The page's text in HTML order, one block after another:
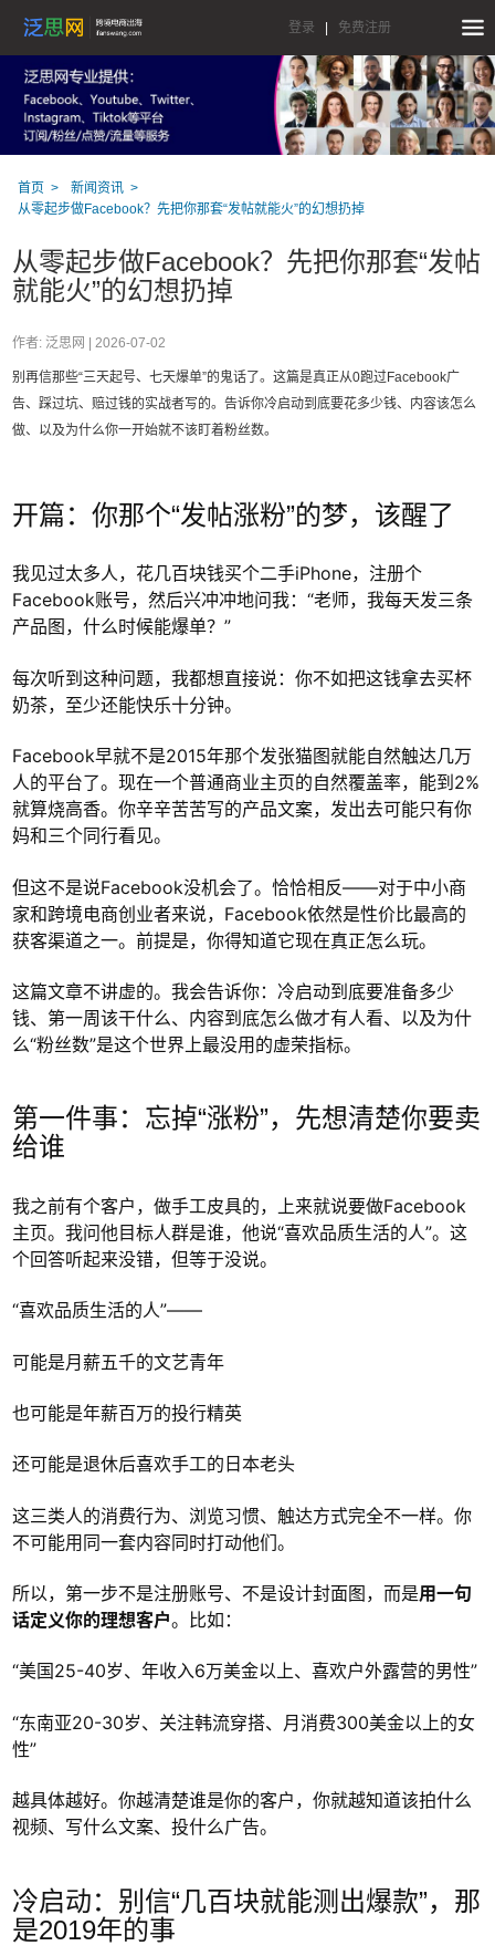
登录 免费注册
首页
新闻资讯
从零起步做Facebook？先把你那套“发帖就能火”的幻想扔掉
从零起步做Facebook？先把你那套“发帖
就能火”的幻想扔掉
作者: 泛思网 | 2026-07-02
别再信那些“三天起号、七天爆单”的鬼话了。这篇是真正从0跑过Facebook广
告、踩过坑、赔过钱的实战者写的。告诉你冷启动到底要花多少钱、内容该怎么
做、以及为什么你一开始就不该盯着粉丝数。
开篇：你那个“发帖涨粉”的梦，该醒了
我见过太多人，花几百块钱买个二手iPhone，注册个
Facebook账号，然后兴冲冲地问我：“老师，我每天发三条
产品图，什么时候能爆单？”
每次听到这种问题，我都想直接说：你不如把这钱拿去买杯
奶茶，至少还能快乐十分钟。
Facebook早就不是2015年那个发张猫图就能自然触达几万
人的平台了。现在一个普通商业主页的自然覆盖率，能到2%
就算烧高香。你辛辛苦苦写的产品文案，发出去可能只有你
妈和三个同行看见。
但这不是说Facebook没机会了。恰恰相反——对于中小商
家和跨境电商创业者来说，Facebook依然是性价比最高的
获客渠道之一。前提是，你得知道它现在真正怎么玩。
这篇文章不讲虚的。我会告诉你：冷启动到底要准备多少
钱、第一周该干什么、内容到底怎么做才有人看、以及为什
么“粉丝数”是这个世界上最没用的虚荣指标。
第一件事：忘掉“涨粉”，先想清楚你要卖
给谁
我之前有个客户，做手工皮具的，上来就说要做Facebook
主页。我问他目标人群是谁，他说“喜欢品质生活的人”。这
个回答听起来没错，但等于没说。
“喜欢品质生活的人”——
可能是月薪五千的文艺青年
也可能是年薪百万的投行精英
还可能是退休后喜欢手工的日本老头
这三类人的消费行为、浏览习惯、触达方式完全不一样。你
不可能用同一套内容同时打动他们。
所以，第一步不是注册账号、不是设计封面图，而是用一句
话定义你的理想客户。比如：
“美国25-40岁、年收入6万美金以上、喜欢户外露营的男性”
“东南亚20-30岁、关注韩流穿搭、月消费300美金以上的女
性”
越具体越好。你越清楚谁是你的客户，你就越知道该拍什么
视频、写什么文案、投什么广告。
冷启动：别信“几百块就能测出爆款”，那
是2019年的事